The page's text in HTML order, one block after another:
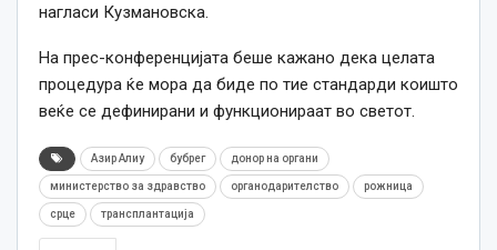
нагласи Кузмановска.
На прес-конференцијата беше кажано дека целата
процедура ќе мора да биде по тие стандарди коишто
веќе се дефинирани и функционираат во светот.
Азир Алиу бубрег донор на органи
министерство за здравство органодарителство рожница
срце трансплантација